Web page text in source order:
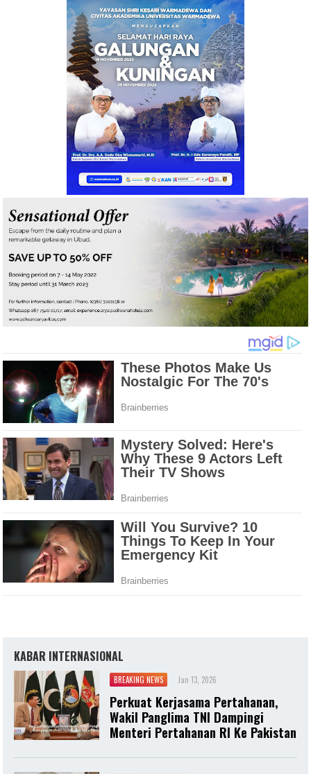
KABAR INTERNASIONAL
BREAKING NEWS Jan 13, 2026
Perkuat Kerjasama Pertahanan,
Wakil Panglima TNI Dampingi
Menteri Pertahanan RI Ke Pakistan